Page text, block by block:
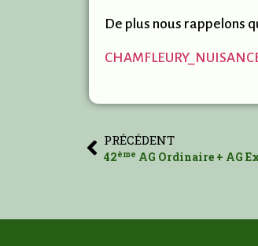
De plus nous rappelons
PRÉCÉDENT
42ème AG Ordinaire + AG